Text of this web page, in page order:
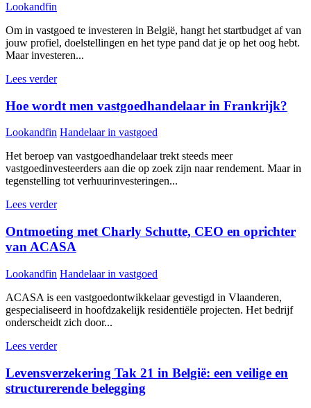
Lookandfin
Om in vastgoed te investeren in België, hangt het startbudget af van
jouw profiel, doelstellingen en het type pand dat je op het oog hebt.
Maar investeren...
Lees verder
Hoe wordt men vastgoedhandelaar in Frankrijk?
Lookandfin Handelaar in vastgoed
Het beroep van vastgoedhandelaar trekt steeds meer
vastgoedinvesteerders aan die op zoek zijn naar rendement. Maar in
tegenstelling tot verhuurinvesteringen...
Lees verder
Ontmoeting met Charly Schutte, CEO en oprichter
van ACASA
Lookandfin Handelaar in vastgoed
ACASA is een vastgoedontwikkelaar gevestigd in Vlaanderen,
gespecialiseerd in hoofdzakelijk residentiële projecten. Het bedrijf
onderscheidt zich door...
Lees verder
Levensverzekering Tak 21 in België: een veilige en
structurerende belegging